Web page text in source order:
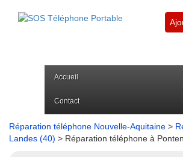
Accueil
Contact
Réparation téléphone Nouvelle-Aquitaine >
Landes (40) > Réparation téléphone à